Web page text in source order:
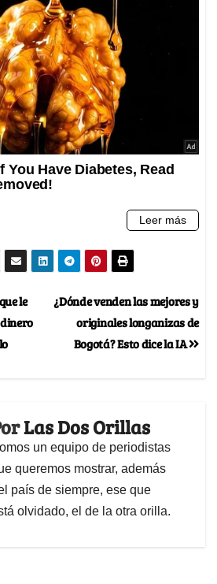
¿Dónde venden las mejores y
originales longanizas de
Bogotá? Esto dice la IA
le
Las Dos Orillas
un equipo de periodistas
queremos mostrar, además
país de siempre, ese que
olvidado, el de la otra orilla.